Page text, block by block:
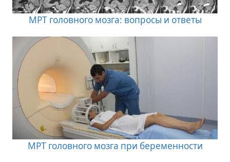
МРТ головного мозга: вопросы и ответы
МРТ головного мозга при беременности